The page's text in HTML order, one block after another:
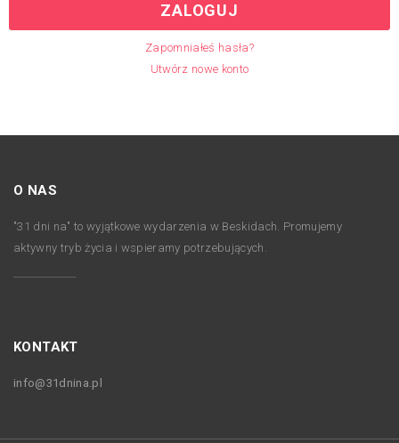
ZALOGUJ
Zapomniałeś hasła?
Utwórz nowe konto
O NAS
"31 dni na" to wyjątkowe wydarzenia w Beskidach. Promujemy
aktywny tryb życia i wspieramy potrzebujących.
KONTAKT
info@31dnina.pl